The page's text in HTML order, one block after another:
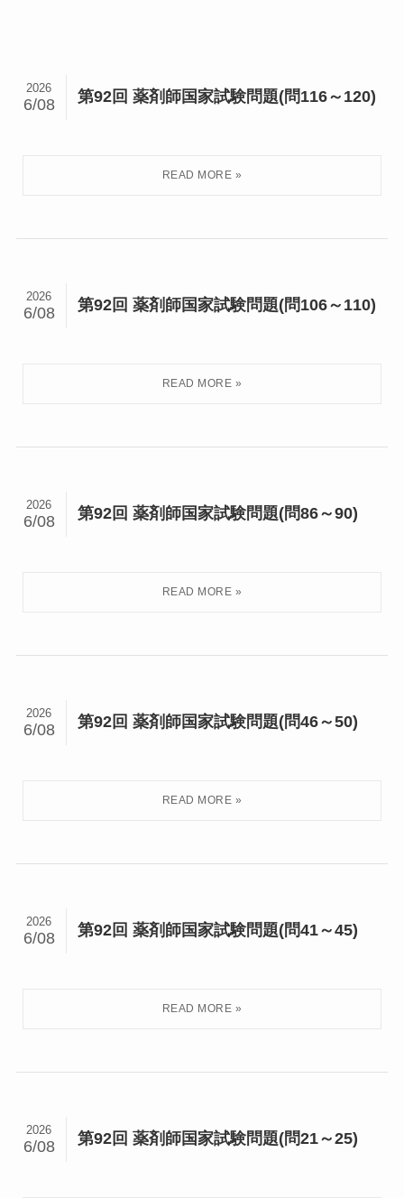
第92回 薬剤師国家試験問題(問116～120)
2026
6/08
第92回 薬剤師国家試験問題(問106～110)
2026
6/08
第92回 薬剤師国家試験問題(問86～90)
2026
6/08
第92回 薬剤師国家試験問題(問46～50)
2026
6/08
第92回 薬剤師国家試験問題(問41～45)
2026
6/08
第92回 薬剤師国家試験問題(問21～25)
2026
6/08